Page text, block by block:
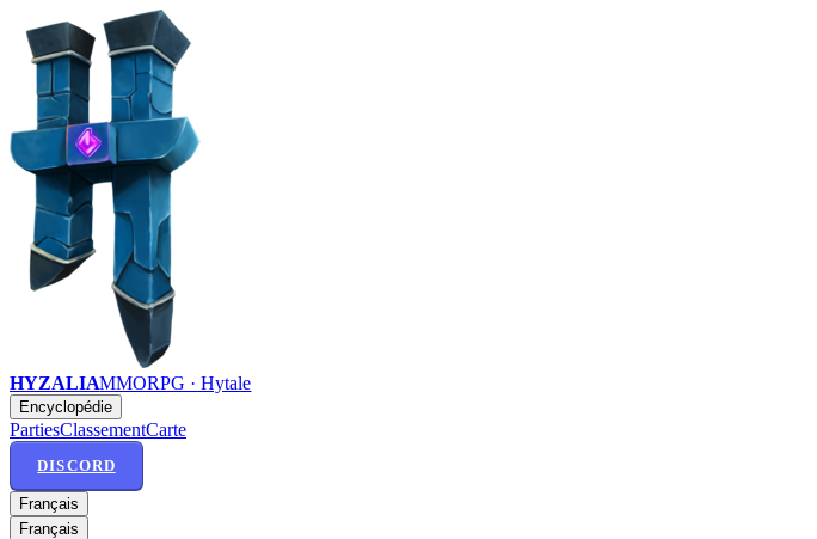
HYZALIAMMORPG · Hytale
Encyclopédie
PartiesClassementCarte
DISCORD
Français
Français